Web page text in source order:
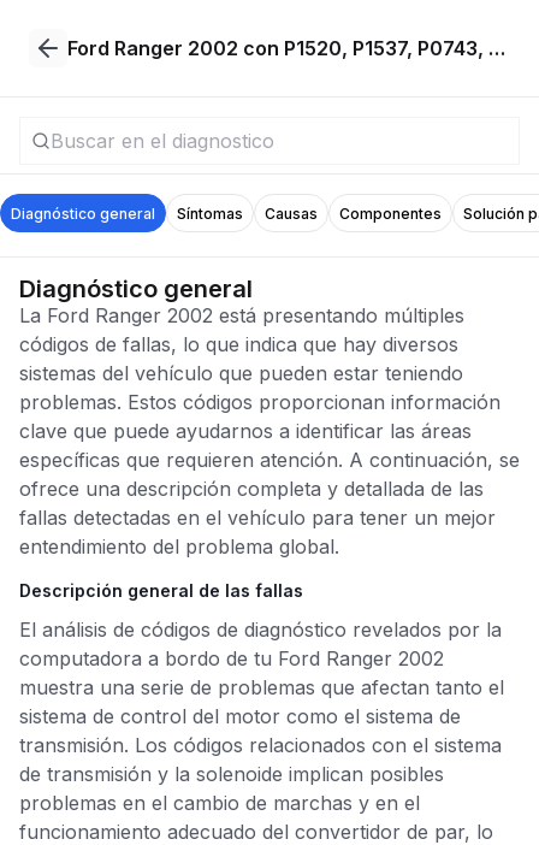
Ford Ranger 2002 con P1520, P1537, P0743, P0755, P0760, P0765, P1432, P1451, P0135, P0141
Diagnóstico general Síntomas Causas Componentes Solución
Diagnóstico general
La Ford Ranger 2002 está presentando múltiples
códigos de fallas, lo que indica que hay diversos
sistemas del vehículo que pueden estar teniendo
problemas. Estos códigos proporcionan información
clave que puede ayudarnos a identificar las áreas
específicas que requieren atención. A continuación, se
ofrece una descripción completa y detallada de las
fallas detectadas en el vehículo para tener un mejor
entendimiento del problema global.
Descripción general de las fallas
El análisis de códigos de diagnóstico revelados por la
computadora a bordo de tu Ford Ranger 2002
muestra una serie de problemas que afectan tanto el
sistema de control del motor como el sistema de
transmisión. Los códigos relacionados con el sistema
de transmisión y la solenoide implican posibles
problemas en el cambio de marchas y en el
funcionamiento adecuado del convertidor de par, lo